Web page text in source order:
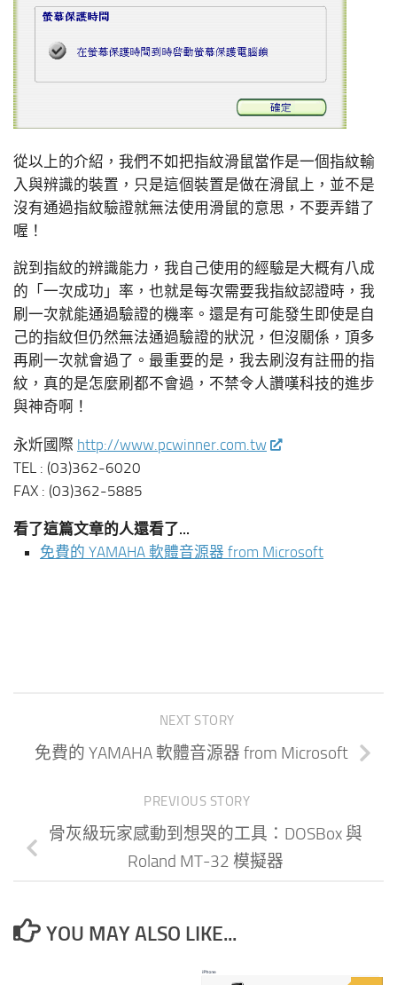
從以上的介紹，我們不如把指紋滑鼠當作是一個指紋輸
入與辨識的裝置，只是這個裝置是做在滑鼠上，並不是
沒有通過指紋驗證就無法使用滑鼠的意思，不要弄錯了
喔！
說到指紋的辨識能力，我自己使用的經驗是大概有八成
的「一次成功」率，也就是每次需要我指紋認證時，我
刷一次就能通過驗證的機率。還是有可能發生即使是自
己的指紋但仍然無法通過驗證的狀況，但沒關係，頂多
再刷一次就會過了。最重要的是，我去刷沒有註冊的指
紋，真的是怎麼刷都不會過，不禁令人讚嘆科技的進步
與神奇啊！
永炘國際 http://www.pcwinner.com.tw
TEL : (03)362-6020
FAX : (03)362-5885
看了這篇文章的人還看了...
免費的 YAMAHA 軟體音源器 from Microsoft
NEXT STORY
免費的 YAMAHA 軟體音源器 from Microsoft
PREVIOUS STORY
骨灰級玩家感動到想哭的工具：DOSBox 與
Roland MT-32 模擬器
YOU MAY ALSO LIKE...